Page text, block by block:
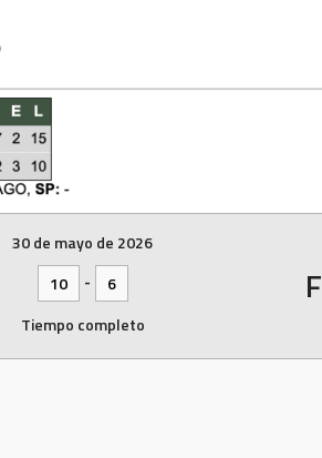
30 de mayo de 2026
10
-
6
Tiempo completo